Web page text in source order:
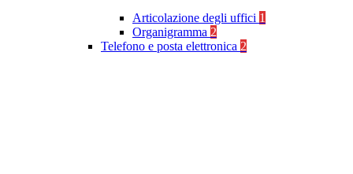
Articolazione degli uffici 1
Organigramma 2
Telefono e posta elettronica 2